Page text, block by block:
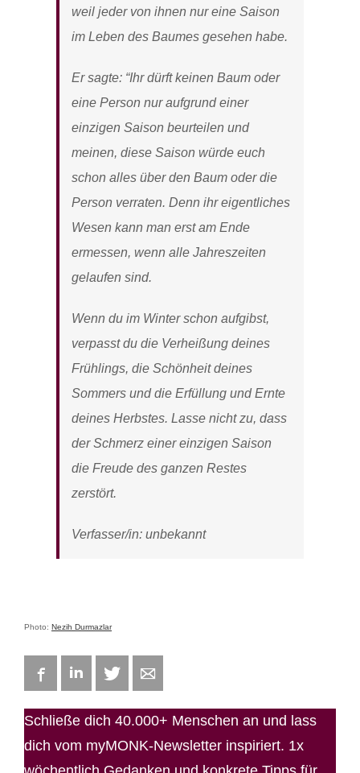
weil jeder von ihnen nur eine Saison
im Leben des Baumes gesehen habe.
Er sagte: “Ihr dürft keinen Baum oder
eine Person nur aufgrund einer
einzigen Saison beurteilen und
meinen, diese Saison würde euch
schon alles über den Baum oder die
Person verraten. Denn ihr eigentliches
Wesen kann man erst am Ende
ermessen, wenn alle Jahreszeiten
gelaufen sind.
Wenn du im Winter schon aufgibst,
verpasst du die Verheißung deines
Frühlings, die Schönheit deines
Sommers und die Erfüllung und Ernte
deines Herbstes. Lasse nicht zu, dass
der Schmerz einer einzigen Saison
die Freude des ganzen Restes
zerstört.
Verfasser/in: unbekannt
Photo: Nezih Durmazlar
FacebookLinkedIn Twitter
Schließe dich 40.000+ Menschen an und lass
dich vom myMONK-Newsletter inspiriert. 1x